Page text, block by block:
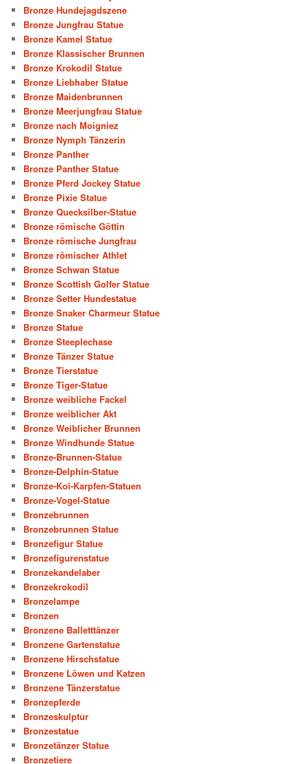
Bronze Hundejagdszene
Bronze Jungfrau Statue
Bronze Kamel Statue
Bronze Klassischer Brunnen
Bronze Krokodil Statue
Bronze Liebhaber Statue
Bronze Maidenbrunnen
Bronze Meerjungfrau Statue
Bronze nach Moigniez
Bronze Nymph Tänzerin
Bronze Panther
Bronze Panther Statue
Bronze Pferd Jockey Statue
Bronze Pixie Statue
Bronze Quecksilber-Statue
Bronze römische Göttin
Bronze römische Jungfrau
Bronze römischer Athlet
Bronze Schwan Statue
Bronze Scottish Golfer Statue
Bronze Setter Hundestatue
Bronze Snaker Charmeur Statue
Bronze Statue
Bronze Steeplechase
Bronze Tänzer Statue
Bronze Tierstatue
Bronze Tiger-Statue
Bronze weibliche Fackel
Bronze weiblicher Akt
Bronze Weiblicher Brunnen
Bronze Windhunde Statue
Bronze-Brunnen-Statue
Bronze-Delphin-Statue
Bronze-Koi-Karpfen-Statuen
Bronze-Vogel-Statue
Bronzebrunnen
Bronzebrunnen Statue
Bronzefigur Statue
Bronzefigurenstatue
Bronzekandelaber
Bronzekrokodil
Bronzelampe
Bronzen
Bronzene Balletttänzer
Bronzene Gartenstatue
Bronzene Hirschstatue
Bronzene Löwen und Katzen
Bronzene Tänzerstatue
Bronzepferde
Bronzeskulptur
Bronzestatue
Bronzetänzer Statue
Bronzetiere